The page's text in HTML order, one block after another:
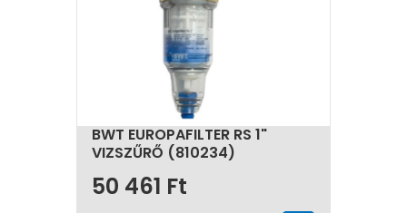
BWT EUROPAFILTER RS 1"
VIZSZŰRŐ (810234)
50 461 Ft